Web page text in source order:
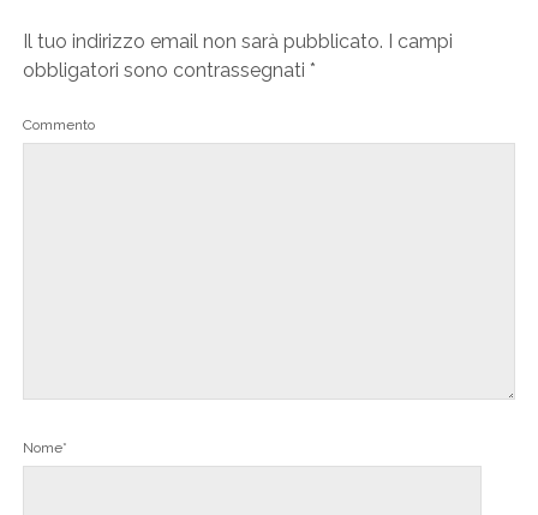
Il tuo indirizzo email non sarà pubblicato. I campi
obbligatori sono contrassegnati *
Commento
Nome*